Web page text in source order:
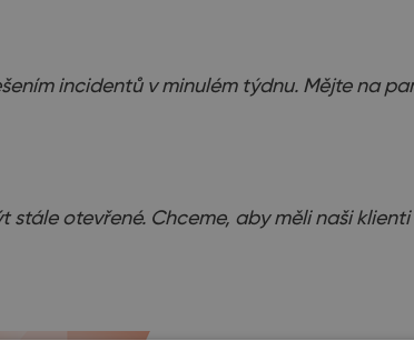
incidentů v minulém týdnu. Mějte na
stále otevřené. Chceme, aby měli naši